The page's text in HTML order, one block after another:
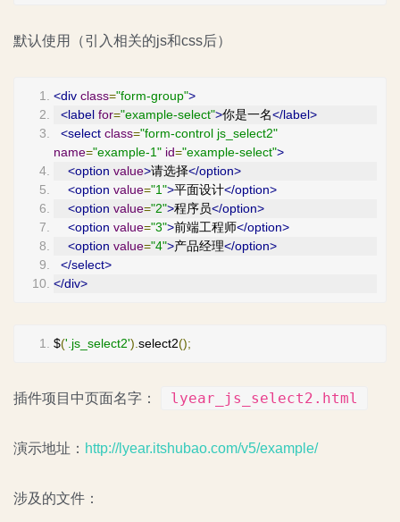
默认使用（引入相关的js和css后）
<div class="form-group">
<label for="example-select">你是一名</label>
<select class="form-control js_select2"
name="example-1" id="example-select">
<option value>请选择</option>
<option value="1">平面设计</option>
<option value="2">程序员</option>
<option value="3">前端工程师</option>
<option value="4">产品经理</option>
</select>
</div>
$('.js_select2').select2();
插件项目中页面名字： lyear_js_select2.html
演示地址： http://lyear.itshubao.com/v5/example/
涉及的文件：